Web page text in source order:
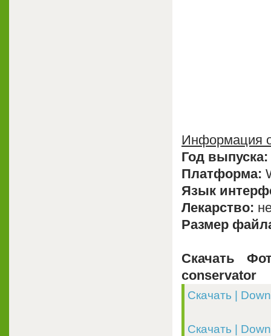
Информация
Год выпуска:
Платформа:
Язык
Лекарство:
Размер
Скачать
conservator
Скачать |
Скачать |